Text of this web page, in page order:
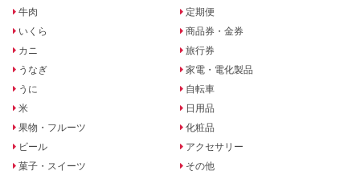
牛肉
いくら
カニ
うなぎ
うに
米
果物・フルーツ
ビール
菓子・スイーツ
定期便
商品券・金券
旅行券
家電・電化製品
自転車
日用品
化粧品
アクセサリー
その他